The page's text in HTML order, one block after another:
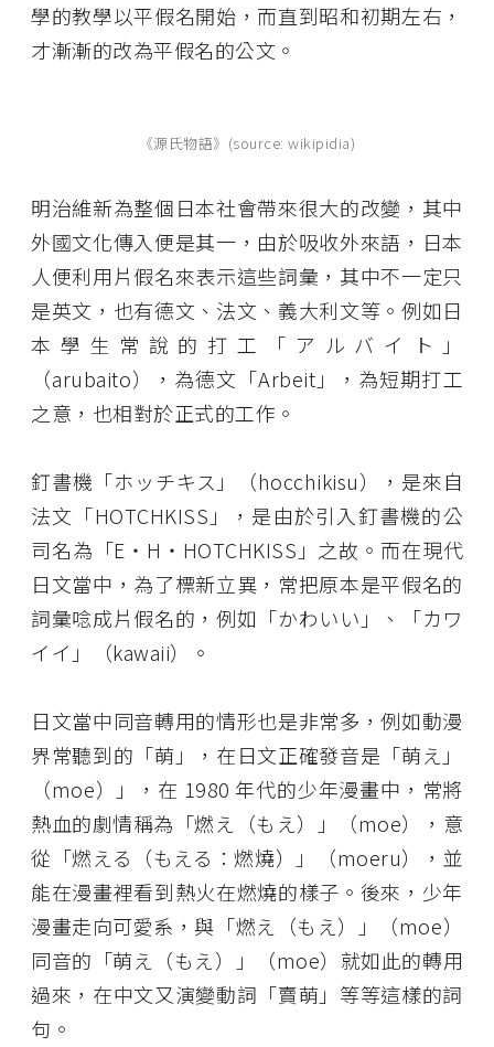
學的教學以平假名開始，而直到昭和初期左右，
才漸漸的改為平假名的公文。
《源氏物語》(source: wikipidia)
明治維新為整個日本社會帶來很大的改變，其中
外國文化傳入便是其一，由於吸收外來語，日本
人便利用片假名來表示這些詞彙，其中不一定只
是英文，也有德文、法文、義大利文等。例如日
本學生常說的打工「アルバイト」
（arubaito），為德文「Arbeit」，為短期打工
之意，也相對於正式的工作。
釘書機「ホッチキス」（hocchikisu），是來自
法文「HOTCHKISS」，是由於引入釘書機的公
司名為「E・H・HOTCHKISS」之故。而在現代
日文當中，為了標新立異，常把原本是平假名的
詞彙唸成片假名的，例如「かわいい」、「カワ
イイ」（kawaii）。
日文當中同音轉用的情形也是非常多，例如動漫
界常聽到的「萌」，在日文正確發音是「萌え」
（moe）」，在 1980 年代的少年漫畫中，常將
熱血的劇情稱為「燃え（もえ）」（moe），意
從「燃える（もえる：燃燒）」（moeru），並
能在漫畫裡看到熱火在燃燒的樣子。後來，少年
漫畫走向可愛系，與「燃え（もえ）」（moe）
同音的「萌え（もえ）」（moe）就如此的轉用
過來，在中文又演變動詞「賣萌」等等這樣的詞
句。